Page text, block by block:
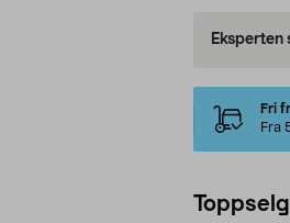
Eksperten
Fri
Fra